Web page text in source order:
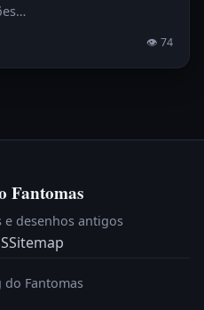
👁 74
Fantomas
e desenhos antigos
Sitemap
Fantomas